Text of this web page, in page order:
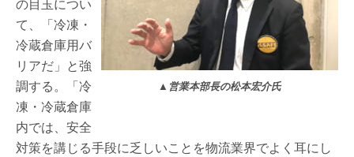
▲営業本部長の松本宏介氏
て、「冷凍・
冷蔵倉庫用バ
リアだ」と強
調する。「冷
凍・冷蔵倉庫
内では、安全
対策を講じる手段に乏しいことを物流業界でよく耳にし